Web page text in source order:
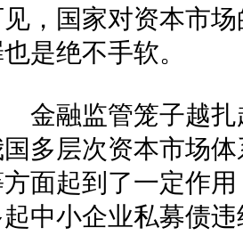
，国家对资本市
是绝不手软。
融监管笼子越扎
多层次资本市场
方面起到了一定作
起中小企业私募债